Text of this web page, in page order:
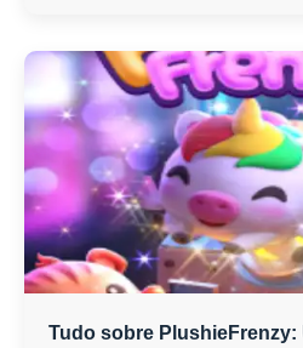
Tudo sobre